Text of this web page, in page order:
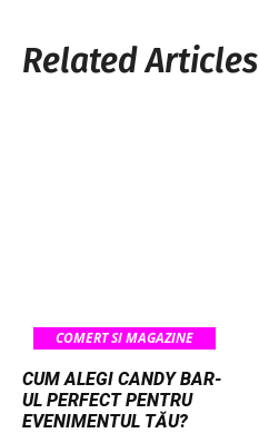
Related Articles
COMERT SI MAGAZINE
CUM ALEGI CANDY BAR-
UL PERFECT PENTRU
EVENIMENTUL TĂU?